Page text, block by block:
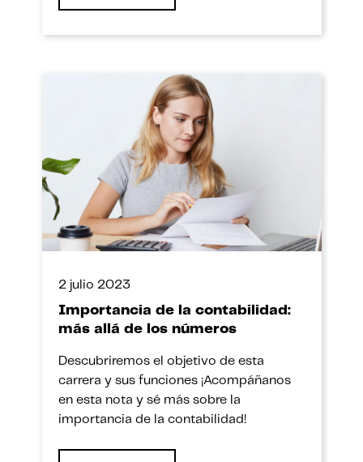
2 julio 2023
Importancia de la contabilidad:
más allá de los números
Descubriremos el objetivo de esta
carrera y sus funciones ¡Acompáñanos
en esta nota y sé más sobre la
importancia de la contabilidad!